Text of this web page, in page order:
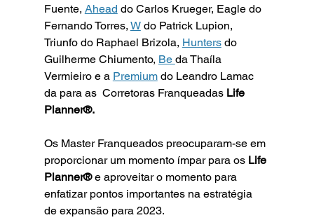
Fuente, Ahead do Carlos Krueger, Eagle do
Fernando Torres, W do Patrick Lupion,
Triunfo do Raphael Brizola, Hunters do
Guilherme Chiumento, Be da Thaíla
Vermieiro e a Premium do Leandro Lamac
da para as  Corretoras Franqueadas Life
Planner®️.
Os Master Franqueados preocuparam-se em
proporcionar um momento ímpar para os Life
Planner®️ e aproveitar o momento para
enfatizar pontos importantes na estratégia
de expansão para 2023.